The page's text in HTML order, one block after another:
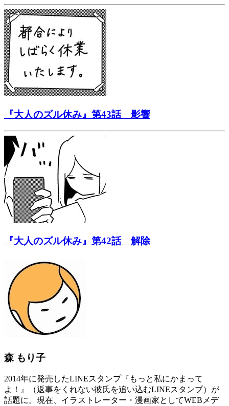
『大人のズル休み』第43話 影響
『大人のズル休み』第42話 解除
森 もり子
2014年に発売したLINEスタンプ『もっと私にかまって
よ！』（返事をくれない彼氏を追い込むLINEスタンプ）が
話題に。現在、イラストレーター・漫画家としてWEBメデ